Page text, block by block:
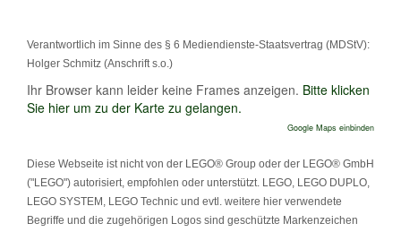
Verantwortlich im Sinne des § 6 Mediendienste-Staatsvertrag (MDStV):
Holger Schmitz (Anschrift s.o.)
Ihr Browser kann leider keine Frames anzeigen. Bitte klicken
Sie hier um zu der Karte zu gelangen.
Google Maps einbinden
Diese Webseite ist nicht von der LEGO® Group oder der LEGO® GmbH
("LEGO") autorisiert, empfohlen oder unterstützt. LEGO, LEGO DUPLO,
LEGO SYSTEM, LEGO Technic und evtl. weitere hier verwendete
Begriffe und die zugehörigen Logos sind geschützte Markenzeichen